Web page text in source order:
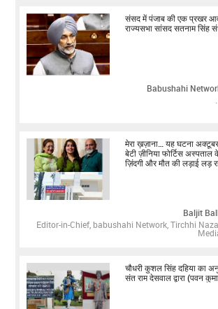
संसद में पंजाब की एक प्रखर
राज्यसभा सांसद सतनाम सिंह
Babushahi
मेरा ख़ज़ाना… यह घटना
बेटी ज़ीनिया फोर्टिस
ज़िंदगी और मौत की लड़ाई लड़
Baljit
Editor-in-Chief, babushahi Network, Tirchhi
चौधरी कुशल सिंह दहिया का
संत राम देसवाल द्वारा (पवन